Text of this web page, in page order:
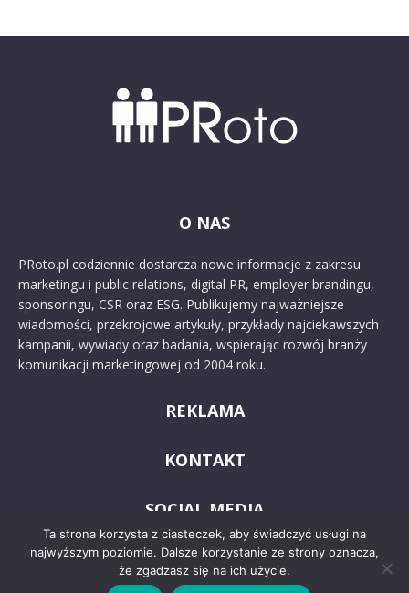
O NAS
PRoto.pl codziennie dostarcza nowe informacje z zakresu
marketingu i public relations, digital PR, employer brandingu,
sponsoringu, CSR oraz ESG. Publikujemy najważniejsze
wiadomości, przekrojowe artykuły, przykłady najciekawszych
kampanii, wywiady oraz badania, wspierając rozwój branży
komunikacji marketingowej od 2004 roku.
REKLAMA
KONTAKT
SOCIAL MEDIA
Ta strona korzysta z ciasteczek, aby świadczyć usługi na
najwyższym poziomie. Dalsze korzystanie ze strony oznacza,
że zgadzasz się na ich użycie.